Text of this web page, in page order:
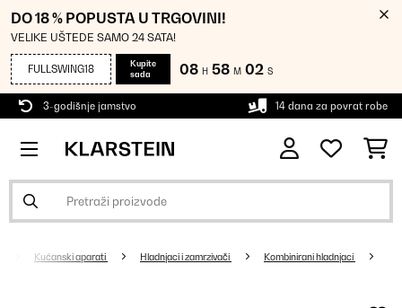
DO 18 % POPUSTA U TRGOVINI!
VELIKE UŠTEDE SAMO 24 SATA!
FULLSWING18
Kupite
sada
08 H 58 M 02 S
3-godišnje jamstvo 14 dana za povrat robe
Kućanski aparati Hladnjaci i zamrzivači Kombinirani hladnjaci